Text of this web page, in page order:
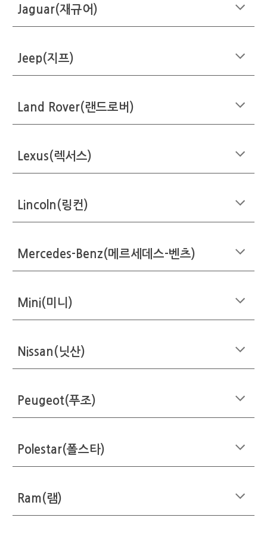
Jaguar(재규어)
Jeep(지프)
Land Rover(랜드로버)
Lexus(렉서스)
Lincoln(링컨)
Mercedes-Benz(메르세데스-벤츠)
Mini(미니)
Nissan(닛산)
Peugeot(푸조)
Polestar(폴스타)
Ram(램)